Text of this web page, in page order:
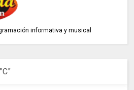
informativa y musical